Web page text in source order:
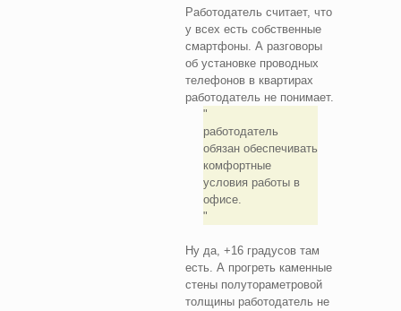
Работодатель считает, что
у всех есть собственные
смартфоны. А разговоры
об установке проводных
телефонов в квартирах
работодатель не понимает.
работодатель
обязан обеспечивать
комфортные
условия работы в
офисе.
Ну да, +16 градусов там
есть. А прогреть каменные
стены полутораметровой
толщины работодатель не